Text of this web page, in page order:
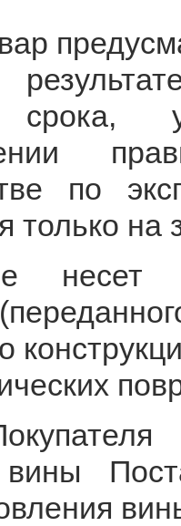
срока,
по
только на
несет
(
вины